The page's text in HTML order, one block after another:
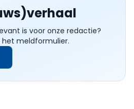
is voor onze redactie?
meldformulier.